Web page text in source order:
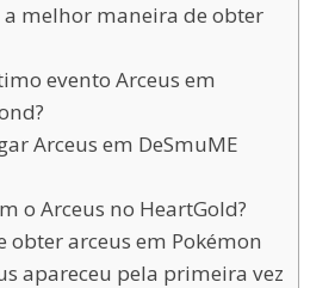
a melhor maneira de obter
evento Arceus em
Arceus em DeSmuME
o Arceus no HeartGold?
obter arceus em Pokémon
apareceu pela primeira vez